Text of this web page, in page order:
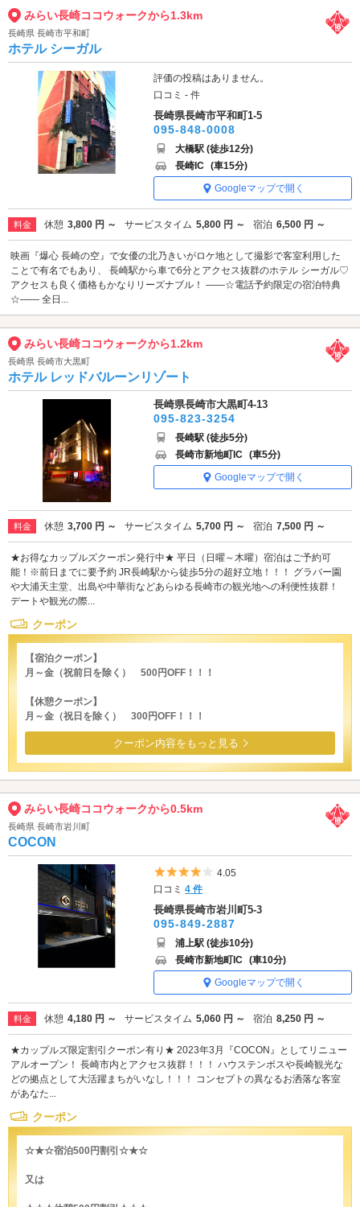
みらい長崎ココウォークから1.3km
長崎県 長崎市平和町
ホテル シーガル
評価の投稿はありません。
口コミ - 件
長崎県長崎市平和町1-5
095-848-0008
大橋駅 (徒歩12分)
長崎IC (車15分)
Googleマップで開く
料金 休憩 3,800 円 ～ サービスタイム 5,800 円 ～ 宿泊 6,500 円 ～
映画『爆心 長崎の空』で女優の北乃きいがロケ地として撮影で客室利用した
ことで有名でもあり、 長崎駅から車で6分とアクセス抜群のホテル シーガル♡
アクセスも良く価格もかなりリーズナブル！ ――☆電話予約限定の宿泊特典
☆―― 全日...
みらい長崎ココウォークから1.2km
長崎県 長崎市大黒町
ホテル レッドバルーンリゾート
長崎県長崎市大黒町4-13
095-823-3254
長崎駅 (徒歩5分)
長崎市新地町IC (車5分)
Googleマップで開く
料金 休憩 3,700 円 ～ サービスタイム 5,700 円 ～ 宿泊 7,500 円 ～
★お得なカップルズクーポン発行中★ 平日（日曜～木曜）宿泊はご予約可
能！※前日までに要予約 JR長崎駅から徒歩5分の超好立地！！！ グラバー園
や大浦天主堂、出島や中華街などあらゆる長崎市の観光地への利便性抜群！
デートや観光の際...
クーポン
【宿泊クーポン】
月～金（祝前日を除く） 500円OFF！！！
【休憩クーポン】
月～金（祝日を除く） 300円OFF！！！
クーポン内容をもっと見る
みらい長崎ココウォークから0.5km
長崎県 長崎市岩川町
COCON
5つ星のうち4
4.05
口コミ4 件
長崎県長崎市岩川町5-3
095-849-2887
浦上駅 (徒歩10分)
長崎市新地町IC (車10分)
Googleマップで開く
料金 休憩 4,180 円 ～ サービスタイム 5,060 円 ～ 宿泊 8,250 円 ～
★カップルズ限定割引クーポン有り★ 2023年3月『COCON』としてリニュー
アルオープン！ 長崎市内とアクセス抜群！！！ ハウステンボスや長崎観光な
どの拠点として大活躍まちがいなし！！！ コンセプトの異なるお洒落な客室
があなた...
クーポン
☆★☆宿泊500円割引☆★☆
又は